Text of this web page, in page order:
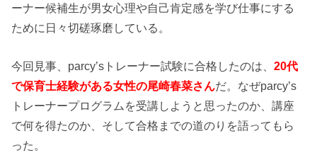
ーナー候補生が男女心理や自己肯定感を学び仕事にする
ために日々切磋琢磨している。
今回見事、parcy’sトレーナー試験に合格したのは、20代
で保育士経験がある女性の尾崎春菜さんだ。なぜparcy’s
トレーナープログラムを受講しようと思ったのか、講座
で何を得たのか、そして合格までの道のりを語ってもら
った。